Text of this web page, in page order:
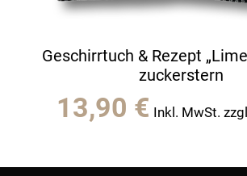
Geschirrtuch & Rezept
zuckerstern
13,90 € Inkl. MwSt.